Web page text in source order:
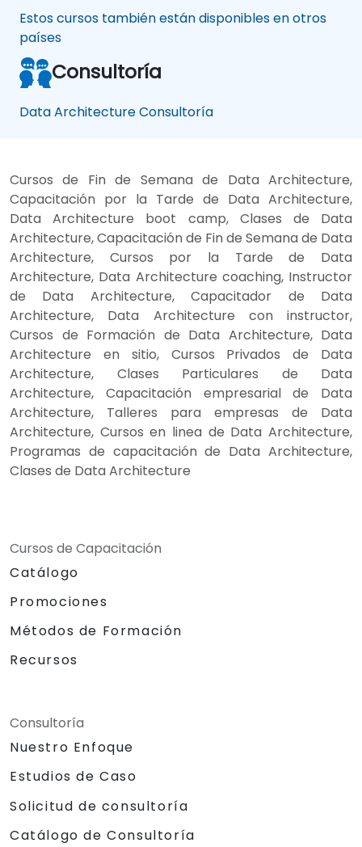
Estos cursos también están disponibles en otros
países
Consultoría
Data Architecture Consultoría
Cursos de Fin de Semana de Data Architecture,
Capacitación por la Tarde de Data Architecture,
Data Architecture boot camp, Clases de Data
Architecture, Capacitación de Fin de Semana de Data
Architecture, Cursos por la Tarde de Data
Architecture, Data Architecture coaching, Instructor
de Data Architecture, Capacitador de Data
Architecture, Data Architecture con instructor,
Cursos de Formación de Data Architecture, Data
Architecture en sitio, Cursos Privados de Data
Architecture, Clases Particulares de Data
Architecture, Capacitación empresarial de Data
Architecture, Talleres para empresas de Data
Architecture, Cursos en linea de Data Architecture,
Programas de capacitación de Data Architecture,
Clases de Data Architecture
Cursos de Capacitación
Catálogo
Promociones
Métodos de Formación
Recursos
Consultoría
Nuestro Enfoque
Estudios de Caso
Solicitud de consultoría
Catálogo de Consultoría